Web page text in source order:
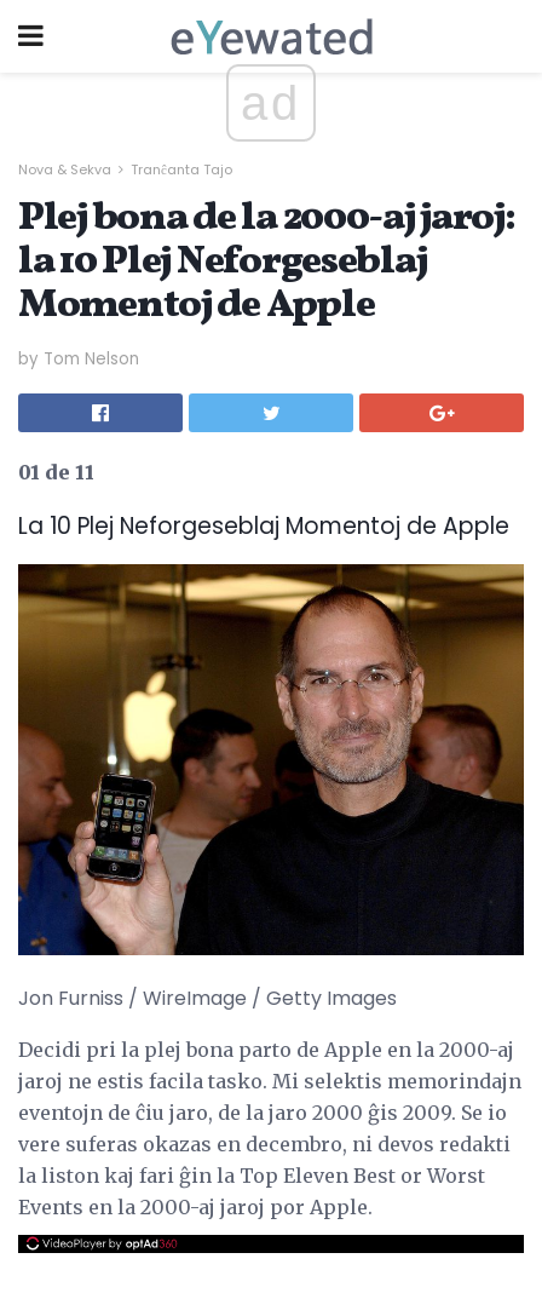
ad
Nova & Sekva Tranĉanta Tajo
Plej bona de la 2000-aj jaroj:
la 10 Plej Neforgeseblaj
Momentoj de Apple
by Tom Nelson
01 de 11
La 10 Plej Neforgeseblaj Momentoj de Apple
Jon Furniss / WireImage / Getty Images
Decidi pri la plej bona parto de Apple en la 2000-aj
jaroj ne estis facila tasko. Mi selektis memorindajn
eventojn de ĉiu jaro, de la jaro 2000 ĝis 2009. Se io
vere suferas okazas en decembro, ni devos redakti
la liston kaj fari ĝin la Top Eleven Best or Worst
Events en la 2000-aj jaroj por Apple.